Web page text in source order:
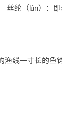
丝纶（lún）：
线一寸长的鱼